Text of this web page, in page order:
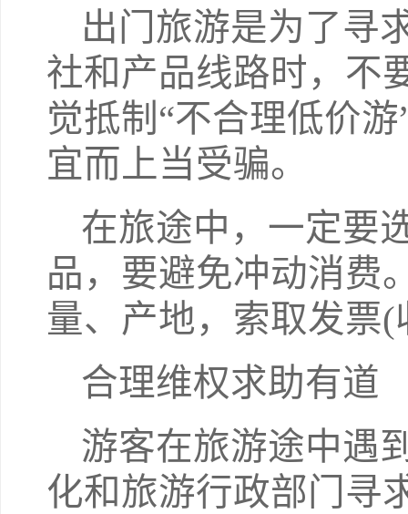
出门旅游是为了寻
社和产品线路时，不
觉抵制“不合理低价
宜而上当受骗。
在旅途中，一定要
品，要避免冲动消费
量、产地，索取发票
合理维权求助有道
游客在旅游途中遇
化和旅游行政部门寻